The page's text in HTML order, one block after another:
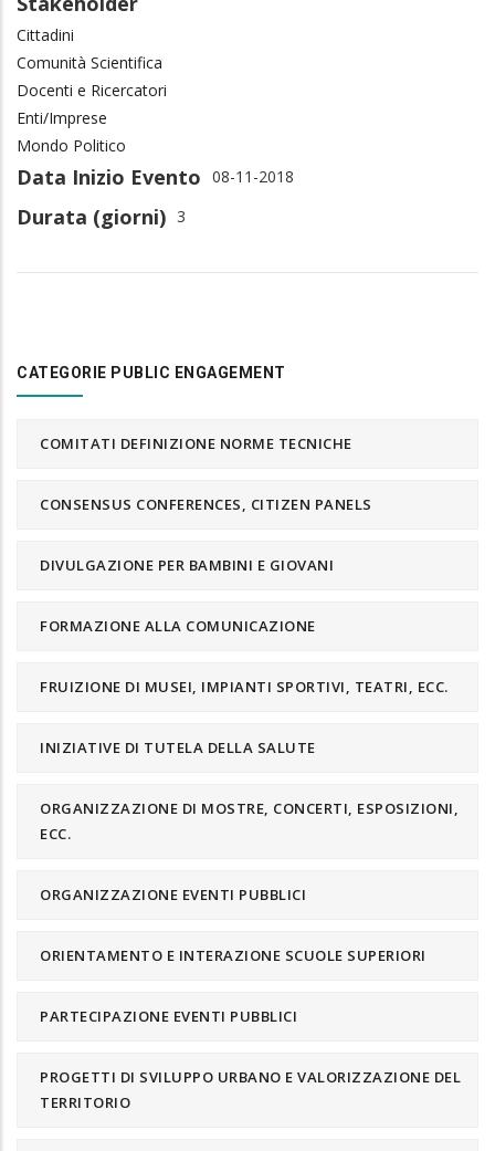
Cittadini
Comunità Scientifica
Docenti e Ricercatori
Enti/Imprese
Mondo Politico
Data Inizio Evento 08-11-2018
Durata (giorni) 3
CATEGORIE PUBLIC ENGAGEMENT
COMITATI DEFINIZIONE NORME TECNICHE
CONSENSUS CONFERENCES, CITIZEN PANELS
DIVULGAZIONE PER BAMBINI E GIOVANI
FORMAZIONE ALLA COMUNICAZIONE
FRUIZIONE DI MUSEI, IMPIANTI SPORTIVI, TEATRI, ECC.
INIZIATIVE DI TUTELA DELLA SALUTE
ORGANIZZAZIONE DI MOSTRE, CONCERTI, ESPOSIZIONI,
ECC.
ORGANIZZAZIONE EVENTI PUBBLICI
ORIENTAMENTO E INTERAZIONE SCUOLE SUPERIORI
PARTECIPAZIONE EVENTI PUBBLICI
PROGETTI DI SVILUPPO URBANO E VALORIZZAZIONE DEL
TERRITORIO